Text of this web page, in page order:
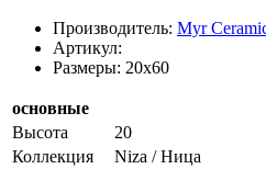
Производитель: Myr
Артикул:
Размеры: 20x60
основные
Высота
20
Коллекция
Niza / Ница